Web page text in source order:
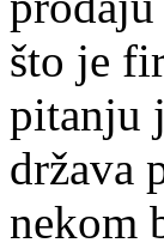
što je
pitanju
država
nekom